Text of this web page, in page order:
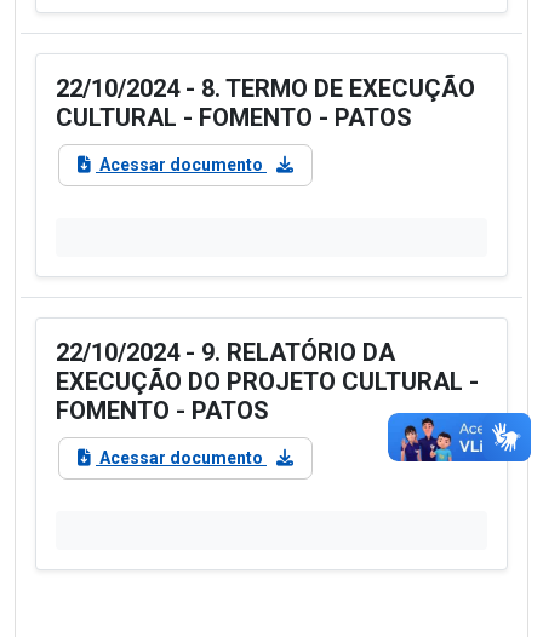
22/10/2024 - 8. TERMO DE EXECUÇÃO
CULTURAL - FOMENTO - PATOS
Acessar documento
22/10/2024 - 9. RELATÓRIO DA
EXECUÇÃO DO PROJETO CULTURAL -
FOMENTO - PATOS
Acessar documento